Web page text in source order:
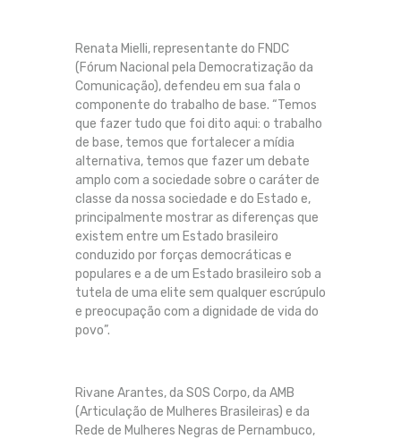
Renata Mielli, representante do FNDC
(Fórum Nacional pela Democratização da
Comunicação), defendeu em sua fala o
componente do trabalho de base. “Temos
que fazer tudo que foi dito aqui: o trabalho
de base, temos que fortalecer a mídia
alternativa, temos que fazer um debate
amplo com a sociedade sobre o caráter de
classe da nossa sociedade e do Estado e,
principalmente mostrar as diferenças que
existem entre um Estado brasileiro
conduzido por forças democráticas e
populares e a de um Estado brasileiro sob a
tutela de uma elite sem qualquer escrúpulo
e preocupação com a dignidade de vida do
povo”.
Rivane Arantes, da SOS Corpo, da AMB
(Articulação de Mulheres Brasileiras) e da
Rede de Mulheres Negras de Pernambuco,